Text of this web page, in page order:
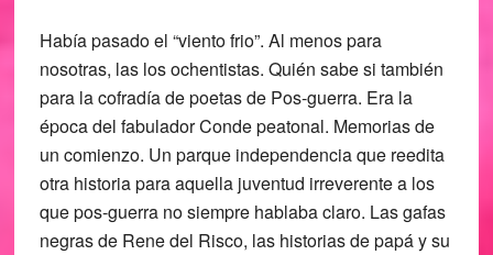
Había pasado el “viento frio”. Al menos para
nosotras, las los ochentistas. Quién sabe si también
para la cofradía de poetas de Pos-guerra. Era la
época del fabulador Conde peatonal. Memorias de
un comienzo. Un parque independencia que reedita
otra historia para aquella juventud irreverente a los
que pos-guerra no siempre hablaba claro. Las gafas
negras de Rene del Risco, las historias de papá y su